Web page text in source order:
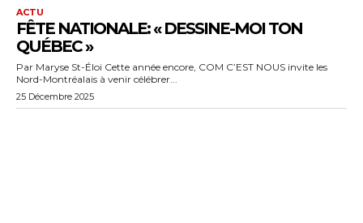
ACTU
FÊTE NATIONALE: « DESSINE-MOI TON
QUÉBEC »
Par Maryse St-Éloi Cette année encore, COM C’EST NOUS invite les
Nord-Montréalais à venir célébrer...
25 Décembre 2025